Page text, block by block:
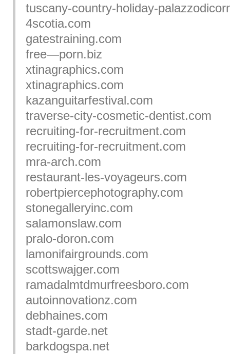
tuscany-country-holiday-
4scotia.com
gatestraining.com
free—porn.biz
xtinagraphics.com
xtinagraphics.com
kazanguitarfestival.com
traverse-city-cosmetic-dentist.com
recruiting-for-recruitment.com
recruiting-for-recruitment.com
mra-arch.com
restaurant-les-voyageurs.com
robertpiercephotography.com
stonegalleryinc.com
salamonslaw.com
pralo-doron.com
lamonifairgrounds.com
scottswajger.com
ramadalmtdmurfreesboro.com
autoinnovationz.com
debhaines.com
stadt-garde.net
barkdogspa.net